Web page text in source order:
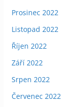
Prosinec 2022
Listopad 2022
Říjen 2022
Září 2022
Srpen 2022
Červenec 2022